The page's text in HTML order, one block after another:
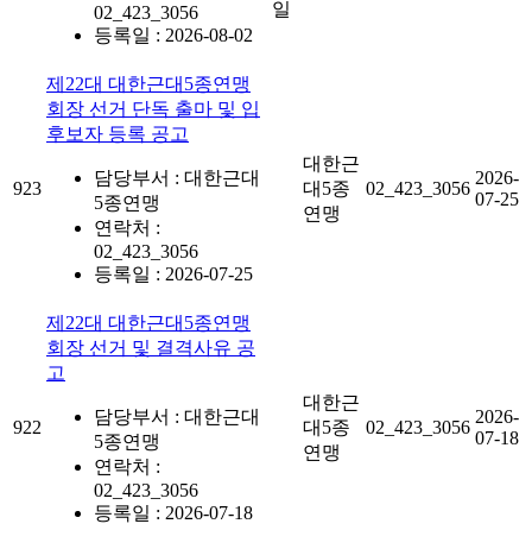
02_423_3056
등록일 : 2026-08-02
923
제22대 대한근대5종연맹
회장 선거 단독 출마 및 입
후보자 등록 공고
담당부서 : 대한근대
5종연맹
연락처 :
02_423_3056
등록일 : 2026-07-25
대한근
대5종
연맹
02_423_3056
2026-
07-25
922
제22대 대한근대5종연맹
회장 선거 및 결격사유 공
고
담당부서 : 대한근대
5종연맹
연락처 :
02_423_3056
등록일 : 2026-07-18
대한근
대5종
연맹
02_423_3056
2026-
07-18